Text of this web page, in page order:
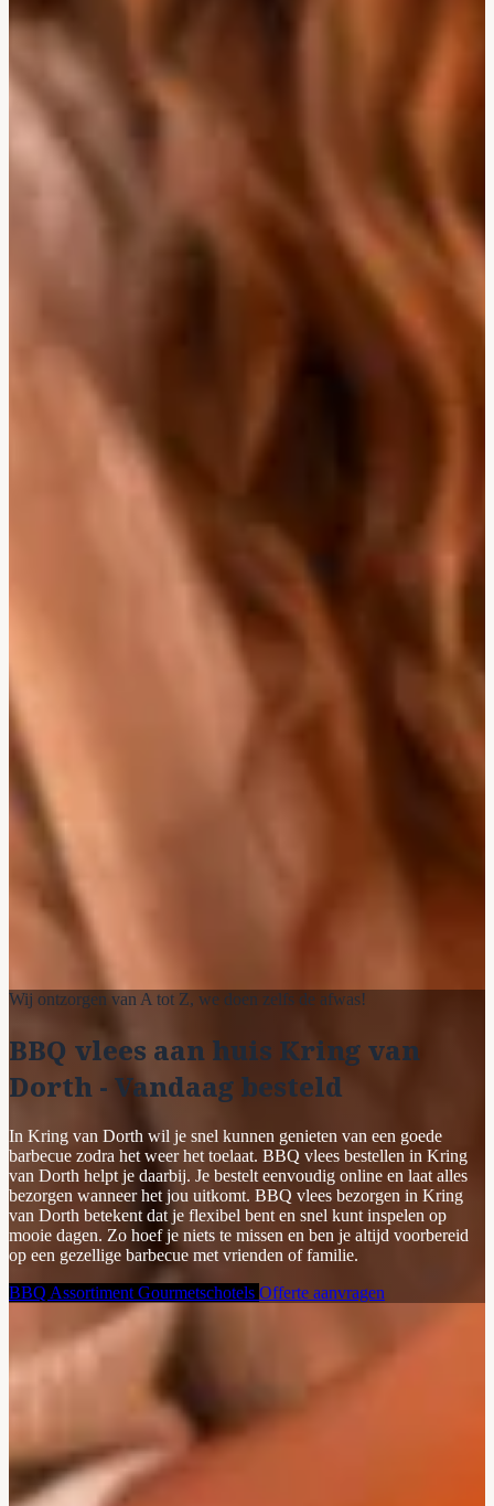
Wij ontzorgen van A tot Z, we doen zelfs de afwas!
BBQ vlees aan huis Kring van
Dorth - Vandaag besteld
In Kring van Dorth wil je snel kunnen genieten van een goede
barbecue zodra het weer het toelaat. BBQ vlees bestellen in Kring
van Dorth helpt je daarbij. Je bestelt eenvoudig online en laat alles
bezorgen wanneer het jou uitkomt. BBQ vlees bezorgen in Kring
van Dorth betekent dat je flexibel bent en snel kunt inspelen op
mooie dagen. Zo hoef je niets te missen en ben je altijd voorbereid
op een gezellige barbecue met vrienden of familie.
BBQ Assortiment Gourmetschotels Offerte aanvragen